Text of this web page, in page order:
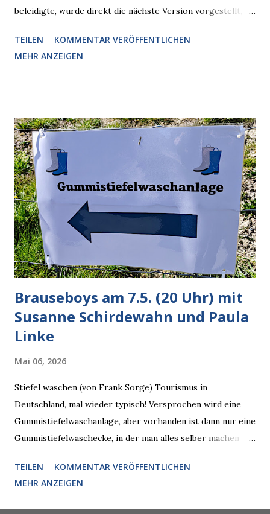
beleidigte, wurde direkt die nächste Version vorgestellt,
radikalisierte, weil sie ohnehin kurz vor dem Austausch
stand. Das ist sogar recht logisch, aber nicht, um den
unauffälliger machen muss, damit die KI rechtslastig
argumentiert. So wird jetzt berichtet, dass der neue Grok
bei diversen Anfragen zu kontroversen Themen auf dem
Weg zu einer Antwort erst einmal Elons eigene Sicht der
Dinge auf Twitter abfragen und entscheidend relevant
verarbeiten muss. Das ist lächerlich und gefährlich
zugleich. Denn eine Information fehlt noch, Grok soll
künftig in den US-amerikanischen Behörden mitarbeiten,
zuvord...
TEILEN
KOMMENTAR VERÖFFENTLICHEN
MEHR ANZEIGEN
Brauseboys am 7.5. (20 Uhr) mit
Susanne Schirdewahn und Paula
Linke
Mai 06, 2026
Stiefel waschen (von Frank Sorge) Tourismus in
Deutschland, mal wieder typisch! Versprochen wird eine
Gummistiefelwaschanlage, aber vorhanden ist dann nur eine
Gummistiefelwaschecke, in der man alles selber machen
Susanne Schirdewahn und Paula Linke Haus der Sinne
(Ystader Str. 10) Es war ein schöner Ausflug in den
TEILEN
KOMMENTAR VERÖFFENTLICHEN
MEHR ANZEIGEN